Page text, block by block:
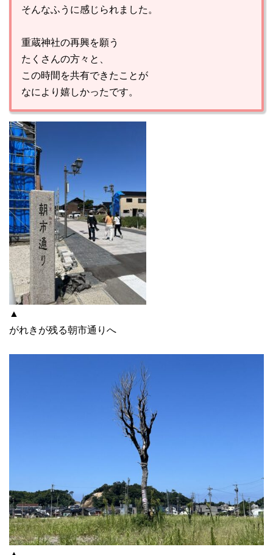
そんなふうに感じられました。
重蔵神社の再興を願う
たくさんの方々と、
この時間を共有できたことが
なにより嬉しかったです。
▲
がれきが残る朝市通りへ